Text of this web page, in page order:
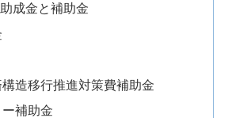
成金と補助金
造移行推進対策費補助金
補助金